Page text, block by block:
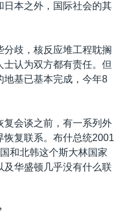
日本之外，国际社会的其
分歧，核反应堆工程耽搁
认为双方都有责任。但
地基已基本完成，今年8
复会谈之前，有一系列外
复联系。布什总统2001
和北韩这个斯大林国家
及华盛顿几乎没有什么联